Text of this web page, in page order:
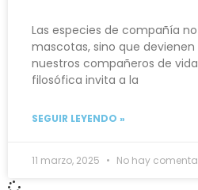
Las especies de compañía
mascotas, sino que
nuestros compañeros de
filosófica invita a la
SEGUIR LEYENDO »
11 marzo, 2025 No hay